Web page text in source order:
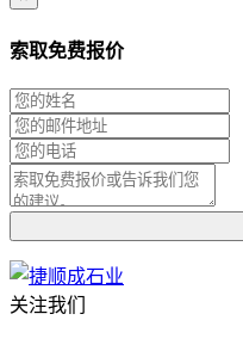
索取免费报价
关注我们